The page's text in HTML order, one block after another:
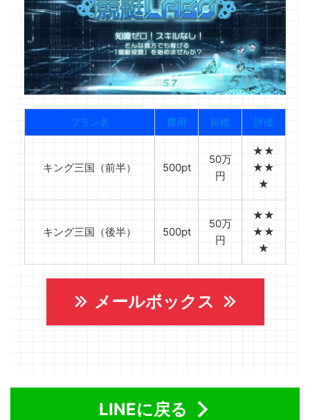
プラン名 費用 目標 評価
キング三国（前半） 500pt
50万
円
★★
★★
★
キング三国（後半） 500pt
50万
円
★★
★★
★
メールボックス
LINEに戻る